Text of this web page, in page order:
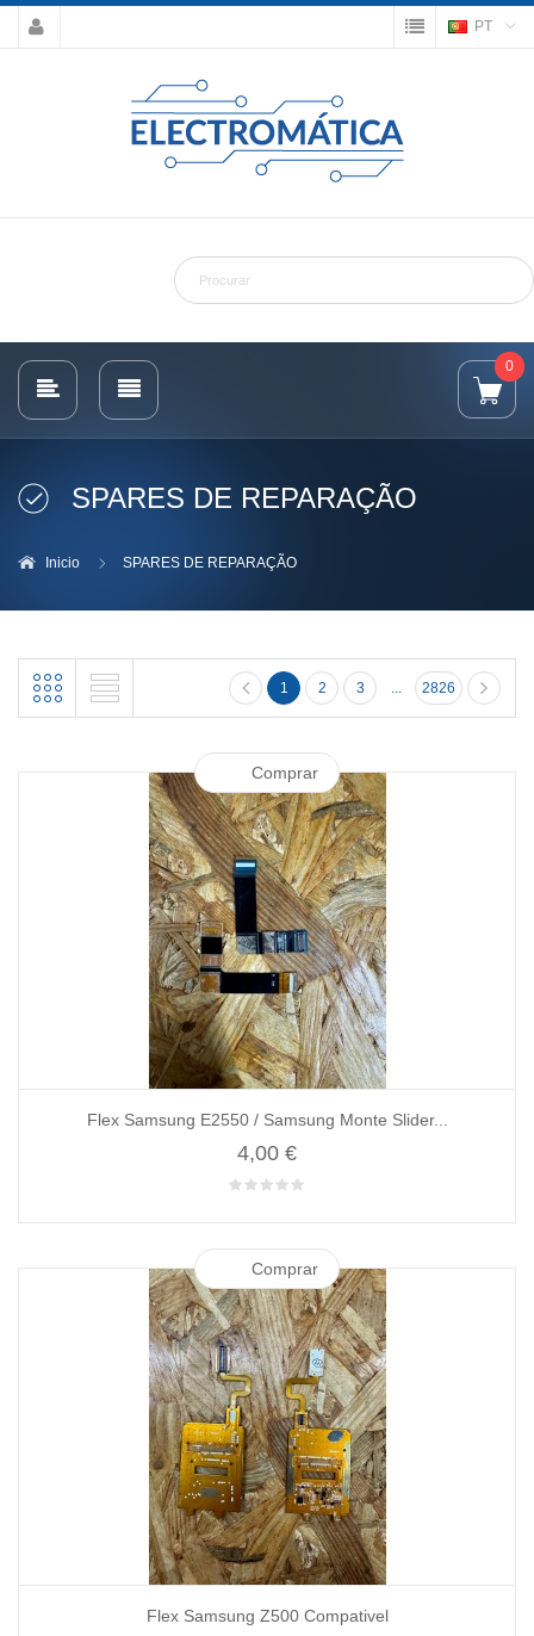
PT
0
SPARES DE REPARAÇÃO
Inicio SPARES DE REPARAÇÃO
1 2 3 ... 2826
Comprar
Flex Samsung E2550 / Samsung Monte Slider...
4,00 €
Comprar
Flex Samsung Z500 Compativel